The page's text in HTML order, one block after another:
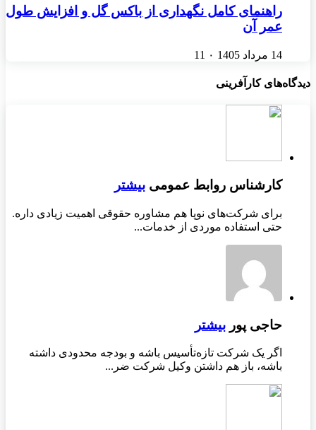
راهنمای کامل نگهداری از باکس گل و افزایش طول
عمر آن
14 مرداد 1405 ۰ 11
دیدگاه‌های کارآفرینی
کارشناس روابط عمومی بیشتر
برای شرکت‌های نوپا هم مشاوره حقوقی اهمیت زیادی داره.
حتی استفاده موردی از خدمات...
حاجی پور بیشتر
اگر یک شرکت تازه‌تأسیس باشه و بودجه محدودی داشته
باشه، باز هم داشتن وکیل شرکت ضر...